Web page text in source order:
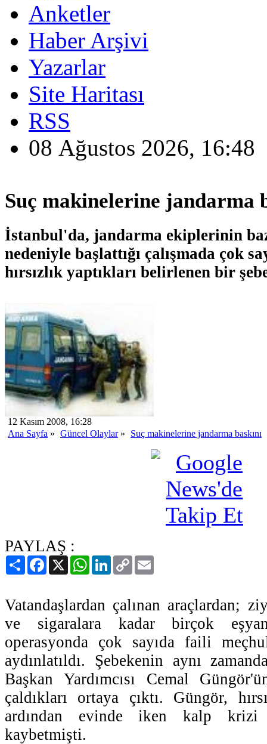
Anketler
Haber Arşivi
Yazarlar
Site Haritası
RSS
08 Ağustos 2026, 16:48
Suç makinelerine jandarma
İstanbul'da, jandarma ekiplerinin
nedeniyle başlattığı çalışmada çok
hırsızlık yaptıkları belirlenen bir
12 Kasım 2008, 16:28
Ana Sayfa » Güncel Olaylar» Suç makinelerine jandarma baskını
PAYLAŞ :
PaylaşFacebook
X WhatsAppLinkedIn
Copy
Link
Vatandaşlardan çalınan araçlardan;
ve sigaralara kadar birçok
operasyonda çok sayıda faili
aydınlatıldı. Şebekenin aynı
Başkan Yardımcısı Cemal
çaldıkları ortaya çıktı. Güngör,
ardından evinde iken kalp krizi
kaybetmişti.